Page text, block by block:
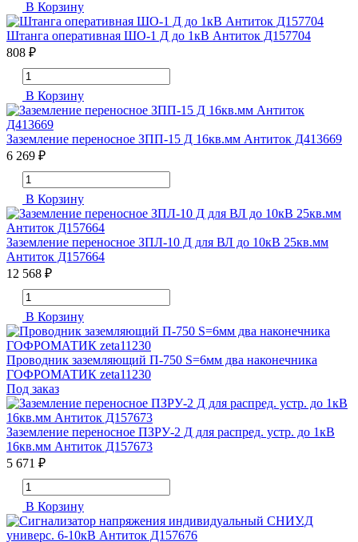
В Корзину
Штанга оперативная ШО-1 Д до 1кВ Антиток Д157704
808 ₽
В Корзину
Заземление переносное ЗПП-15 Д 16кв.мм Антиток Д413669
6 269 ₽
В Корзину
Заземление переносное ЗПЛ-10 Д для ВЛ до 10кВ 25кв.мм
Антиток Д157664
12 568 ₽
В Корзину
Проводник заземляющий П-750 S=6мм два наконечника
ГОФРОМАТИК zeta11230
Под заказ
Заземление переносное ПЗРУ-2 Д для распред. устр. до 1кВ
16кв.мм Антиток Д157673
5 671 ₽
В Корзину